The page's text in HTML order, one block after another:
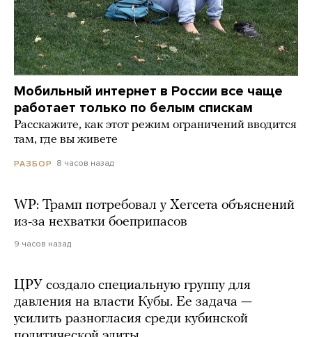
Мобильный интернет в России все чаще
работает только по белым спискам
Расскажите, как этот режим ограничений вводится
там, где вы живете
РАЗБОР 8 часов назад
WP: Трамп потребовал у Хегсета объяснений
из-за нехватки боеприпасов
9 часов назад
ЦРУ создало специальную группу для
давления на власти Кубы. Ее задача —
усилить разногласия среди кубинской